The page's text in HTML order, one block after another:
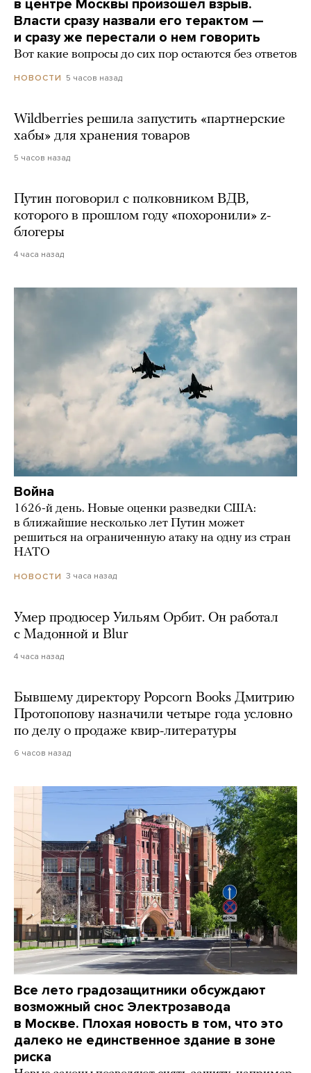
в центре Москвы произошел взрыв.
Власти сразу назвали его терактом —
и сразу же перестали о нем говорить
Вот какие вопросы до сих пор остаются без ответов
НОВОСТИ 5 часов назад
Wildberries решила запустить «партнерские
хабы» для хранения товаров
5 часов назад
Путин поговорил с полковником ВДВ,
которого в прошлом году «похоронили» z-
блогеры
4 часа назад
Война
1626-й день. Новые оценки разведки США:
в ближайшие несколько лет Путин может
решиться на ограниченную атаку на одну из стран
НАТО
НОВОСТИ 3 часа назад
Умер продюсер Уильям Орбит. Он работал
с Мадонной и Blur
4 часа назад
Бывшему директору Popcorn Books Дмитрию
Протопопову назначили четыре года условно
по делу о продаже квир-литературы
6 часов назад
Все лето градозащитники обсуждают
возможный снос Электрозавода
в Москве. Плохая новость в том, что это
далеко не единственное здание в зоне
риска